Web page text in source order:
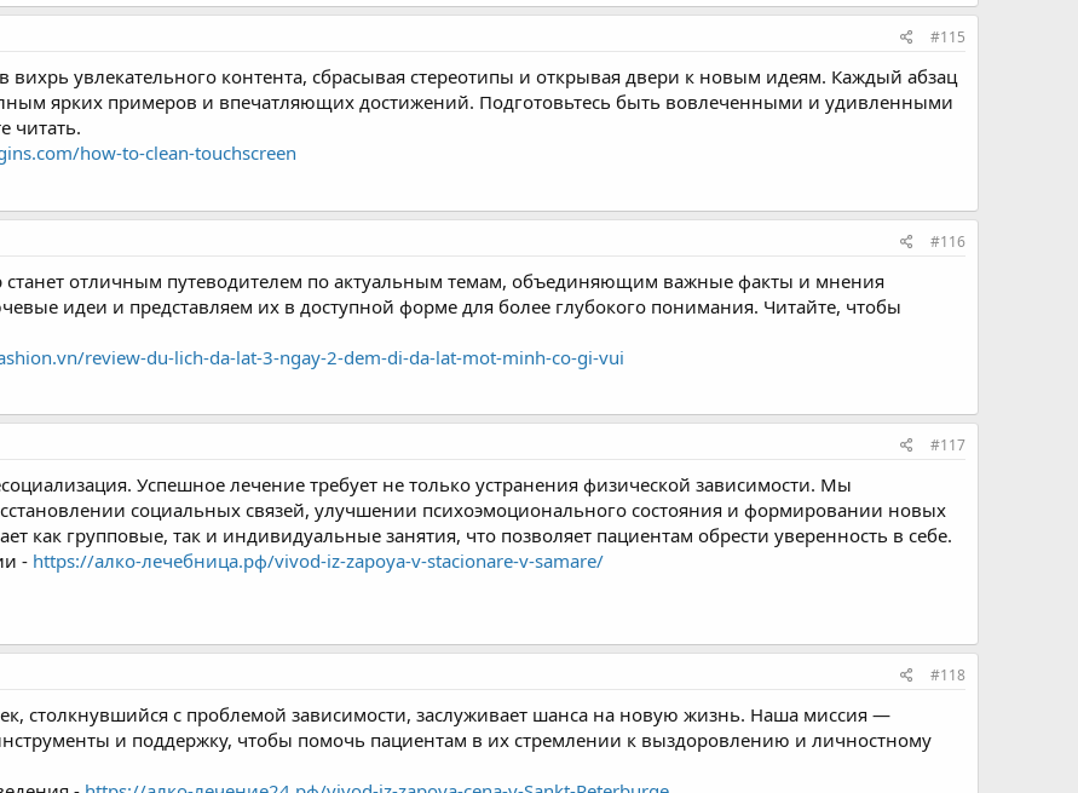
#115
вихрь увлекательного контента, сбрасывая стереотипы и открывая двери к новым идеям. Каждый абзац
ярких примеров и впечатляющих достижений. Подготовьтесь быть вовлеченными и удивленными
читать.
how-to-clean-touchscreen
#116
отличным путеводителем по актуальным темам, объединяющим важные факты и мнения
идеи и представляем их в доступной форме для более глубокого понимания. Читайте, чтобы
review-du-lich-da-lat-3-ngay-2-dem-di-da-lat-mot-minh-co-gi-vui
#117
Успешное лечение требует не только устранения физической зависимости. Мы
социальных связей, улучшении психоэмоционального состояния и формировании новых
как групповые, так и индивидуальные занятия, что позволяет пациентам обрести уверенность в себе.
- https://алко-лечебница.рф/vivod-iz-zapoya-v-stacionare-v-samare/
#118
столкнувшийся с проблемой зависимости, заслуживает шанса на новую жизнь. Наша миссия —
и поддержку, чтобы помочь пациентам в их стремлении к выздоровлению и личностному